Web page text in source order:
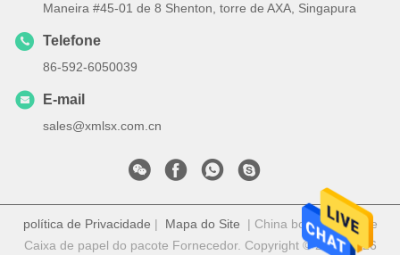
Maneira #45-01 de 8 Shenton, torre de AXA, Singapura
Telefone
86-592-6050039
E-mail
sales@xmlsx.com.cn
política de Privacidade | Mapa do Site | China bom Qualidade
Caixa de papel do pacote Fornecedor. Copyright © 2020-2026